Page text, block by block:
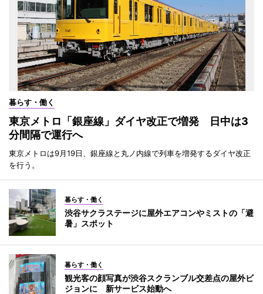
暮らす・働く
東京メトロ「銀座線」ダイヤ改正で増発 日中は3
分間隔で運行へ
東京メトロは9月19日、銀座線と丸ノ内線で列車を増発するダイヤ改正
を行う。
暮らす・働く
渋谷サクラステージに屋外エアコンやミストの「避
暑」スポット
暮らす・働く
観光客の顔写真が渋谷スクランブル交差点の屋外ビ
ジョンに 新サービス始動へ